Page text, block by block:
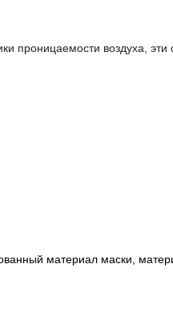
проницаемости воздуха, эти
материал маски,